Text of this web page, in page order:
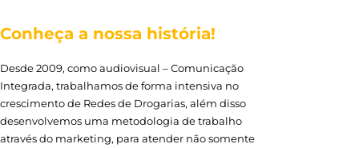
Conheça a nossa história!
Desde 2009, como audiovisual – Comunicação
Integrada, trabalhamos de forma intensiva no
crescimento de Redes de Drogarias, além disso
desenvolvemos uma metodologia de trabalho
através do marketing, para atender não somente